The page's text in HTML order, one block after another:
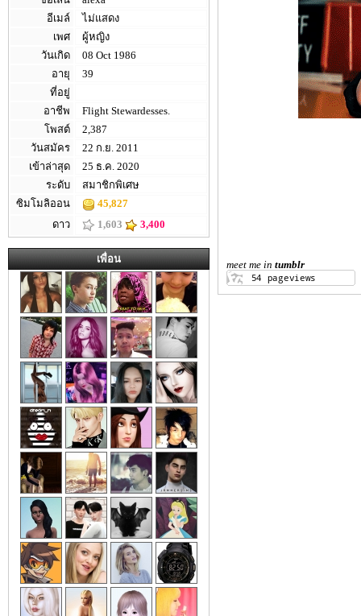
อีเมล์
ไม่แสดง
เพศ
ผู้หญิง
วันเกิด
08 Oct 1986
อายุ
39
ที่อยู่
อาชีพ
Flight Stewardesses.
โพสต์
2,387
วันสมัคร
22 ก.ย. 2011
เข้าล่าสุด
25 ธ.ค. 2020
ระดับ
สมาชิกพิเศษ
ซิมโมลิออน
45,827
ดาว
1,603 3,400
เพื่อน meet me in tumblr